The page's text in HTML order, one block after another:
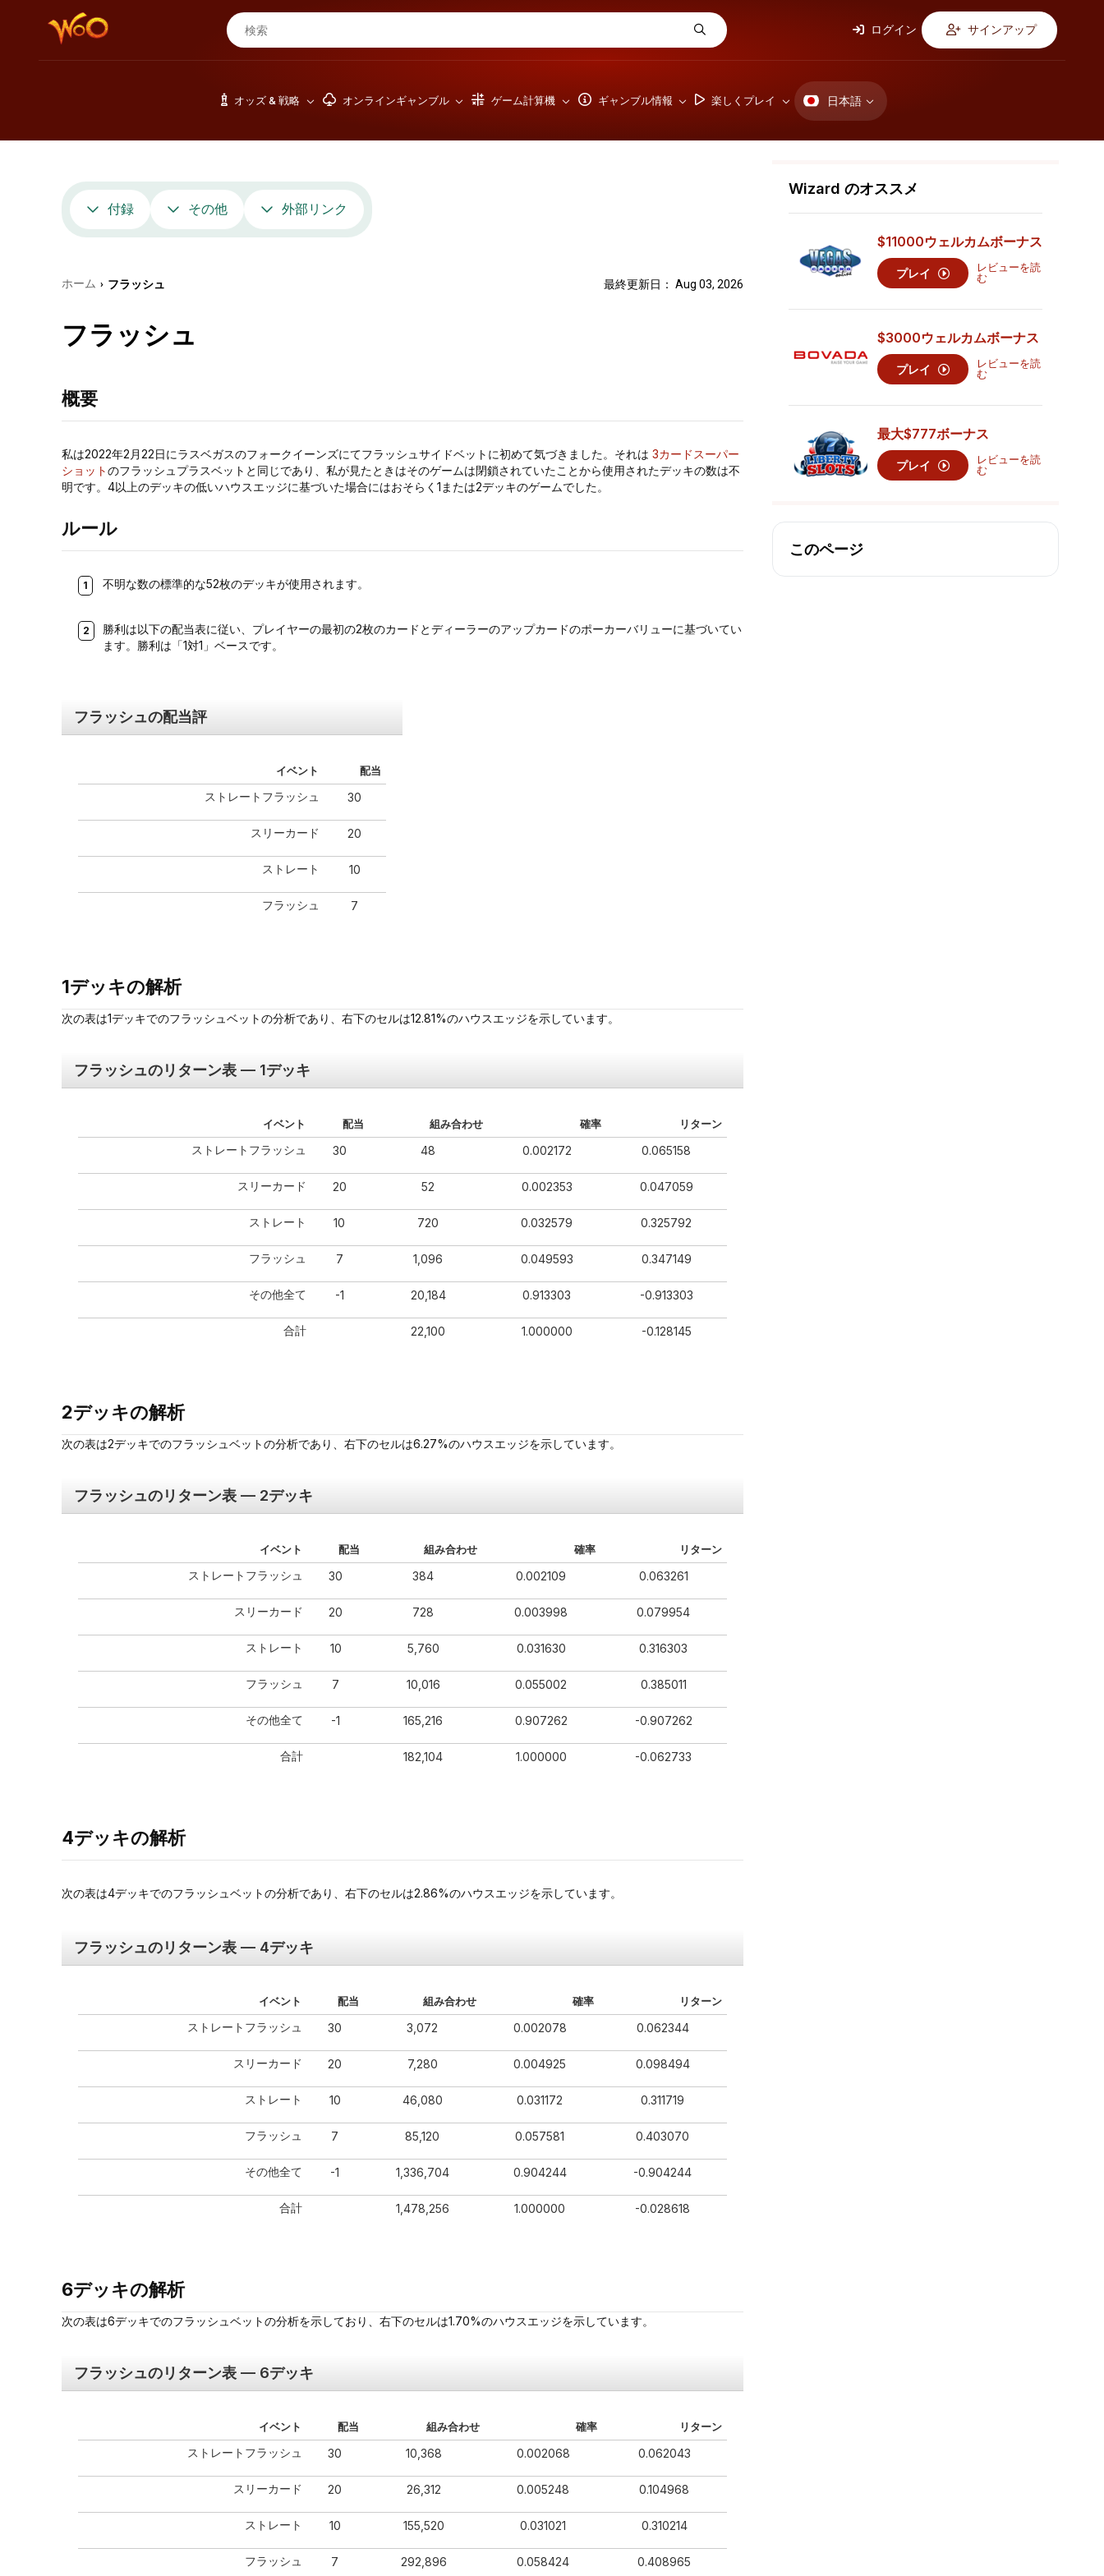
ログイン サインアップ
オッズ & 戦略 オンラインギャンブル ゲーム計算機 ギャンブル情報 楽しくプレイ 日本語
付録 その他 外部リンク
ホーム › フラッシュ 最終更新日： Aug 03, 2026
フラッシュ
概要
私は2022年2月22日にラスベガスのフォークイーンズにてフラッシュサイドベットに初めて気づきました。それは 3カードスーパー
ショットのフラッシュプラスベットと同じであり、私が見たときはそのゲームは閉鎖されていたことから使用されたデッキの数は不
明です。4以上のデッキの低いハウスエッジに基づいた場合にはおそらく1または2デッキのゲームでした。
ルール
不明な数の標準的な52枚のデッキが使用されます。
勝利は以下の配当表に従い、プレイヤーの最初の2枚のカードとディーラーのアップカードのポーカーバリューに基づいてい
ます。勝利は「1対1」ベースです。
フラッシュの配当評
イベント 配当
ストレートフラッシュ 30
スリーカード 20
ストレート 10
フラッシュ 7
1デッキの解析
次の表は1デッキでのフラッシュベットの分析であり、右下のセルは12.81%のハウスエッジを示しています。
フラッシュのリターン表 — 1デッキ
イベント 配当 組み合わせ 確率 リターン
ストレートフラッシュ 30 48 0.002172 0.065158
スリーカード 20 52 0.002353 0.047059
ストレート 10 720 0.032579 0.325792
フラッシュ 7 1,096 0.049593 0.347149
その他全て -1 20,184 0.913303 -0.913303
合計 22,100 1.000000 -0.128145
2デッキの解析
次の表は2デッキでのフラッシュベットの分析であり、右下のセルは6.27%のハウスエッジを示しています。
フラッシュのリターン表 — 2デッキ
イベント 配当 組み合わせ 確率 リターン
ストレートフラッシュ 30 384 0.002109 0.063261
スリーカード 20 728 0.003998 0.079954
ストレート 10 5,760 0.031630 0.316303
フラッシュ 7 10,016 0.055002 0.385011
その他全て -1 165,216 0.907262 -0.907262
合計 182,104 1.000000 -0.062733
4デッキの解析
次の表は4デッキでのフラッシュベットの分析であり、右下のセルは2.86%のハウスエッジを示しています。
フラッシュのリターン表 — 4デッキ
イベント 配当 組み合わせ 確率 リターン
ストレートフラッシュ 30 3,072 0.002078 0.062344
スリーカード 20 7,280 0.004925 0.098494
ストレート 10 46,080 0.031172 0.311719
フラッシュ 7 85,120 0.057581 0.403070
その他全て -1 1,336,704 0.904244 -0.904244
合計 1,478,256 1.000000 -0.028618
6デッキの解析
次の表は6デッキでのフラッシュベットの分析を示しており、右下のセルは1.70%のハウスエッジを示しています。
フラッシュのリターン表 — 6デッキ
イベント 配当 組み合わせ 確率 リターン
ストレートフラッシュ 30 10,368 0.002068 0.062043
スリーカード 20 26,312 0.005248 0.104968
ストレート 10 155,520 0.031021 0.310214
フラッシュ 7 292,896 0.058424 0.408965
Wizard のオススメ
$11000ウェルカムボーナス
プレイ
レビューを読
む
$3000ウェルカムボーナス
プレイ
レビューを読
む
最大$777ボーナス
プレイ
レビューを読
む
このページ